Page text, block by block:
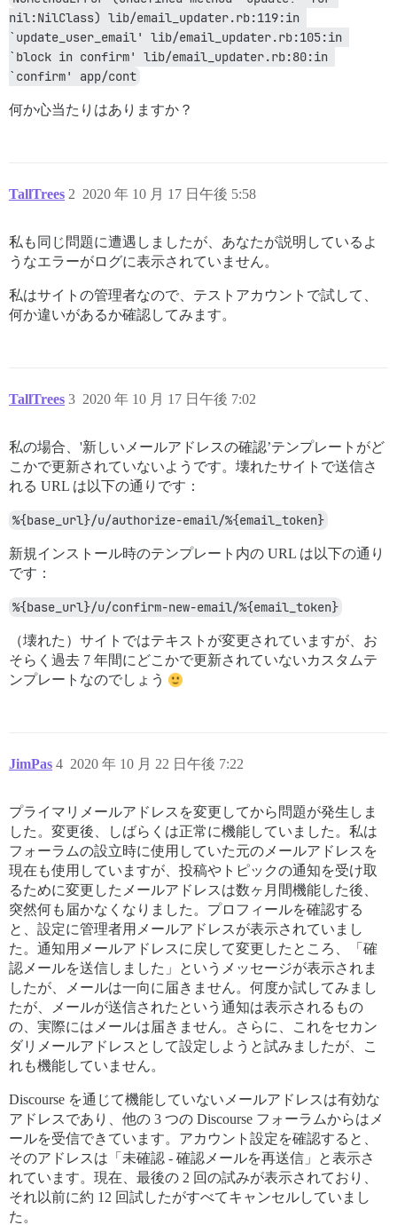
nil:NilClass) lib/email_updater.rb:119:in
`update_user_email' lib/email_updater.rb:105:in
`block in confirm' lib/email_updater.rb:80:in
`confirm' app/cont
何か心当たりはありますか？
TallTrees 2020 年 10 月 17 日午後 5:58
2
私も同じ問題に遭遇しましたが、あなたが説明しているよ
うなエラーがログに表示されていません。
私はサイトの管理者なので、テストアカウントで試して、
何か違いがあるか確認してみます。
TallTrees 2020 年 10 月 17 日午後 7:02
3
私の場合、'新しいメールアドレスの確認’テンプレートがど
こかで更新されていないようです。壊れたサイトで送信さ
れる URL は以下の通りです：
%{base_url}/u/authorize-email/%{email_token}
新規インストール時のテンプレート内の URL は以下の通り
です：
%{base_url}/u/confirm-new-email/%{email_token}
（壊れた）サイトではテキストが変更されていますが、お
そらく過去 7 年間にどこかで更新されていないカスタムテ
ンプレートなのでしょう
JimPas 2020 年 10 月 22 日午後 7:22
4
プライマリメールアドレスを変更してから問題が発生しま
した。変更後、しばらくは正常に機能していました。私は
フォーラムの設立時に使用していた元のメールアドレスを
現在も使用していますが、投稿やトピックの通知を受け取
るために変更したメールアドレスは数ヶ月間機能した後、
突然何も届かなくなりました。プロフィールを確認する
と、設定に管理者用メールアドレスが表示されていまし
た。通知用メールアドレスに戻して変更したところ、「確
認メールを送信しました」というメッセージが表示されま
したが、メールは一向に届きません。何度か試してみまし
たが、メールが送信されたという通知は表示されるもの
の、実際にはメールは届きません。さらに、これをセカン
ダリメールアドレスとして設定しようと試みましたが、こ
れも機能していません。
Discourse を通じて機能していないメールアドレスは有効な
アドレスであり、他の 3 つの Discourse フォーラムからはメ
ールを受信できています。アカウント設定を確認すると、
そのアドレスは「未確認 - 確認メールを再送信」と表示さ
れています。現在、最後の 2 回の試みが表示されており、
それ以前に約 12 回試したがすべてキャンセルしていまし
た。